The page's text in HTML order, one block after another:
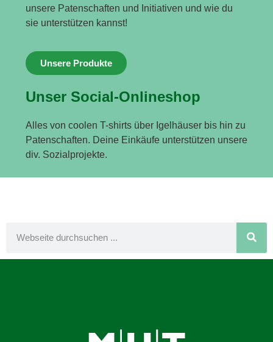
unsere Patenschaften und Initiativen und wie du
sie unterstützen kannst!
Unsere Produkte
Unser Social-Onlineshop
Alles von coolen T-shirts über Igelhäuser bis hin zu
Patenschaften. Deine Einkäufe unterstützen unsere
div. Sozialprojekte.